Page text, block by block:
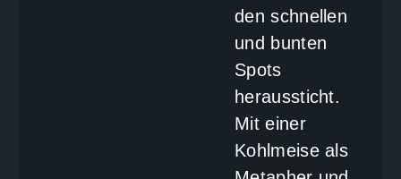
den schnellen
und bunten
Spots
heraussticht.
Mit einer
Kohlmeise als